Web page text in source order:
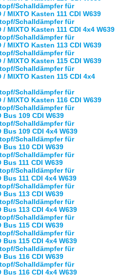
Schalldämpfer für
/ MIXTO Kasten 111 CDI W639
Schalldämpfer für
/ MIXTO Kasten 111 CDI 4x4 W639
Schalldämpfer für
/ MIXTO Kasten 113 CDI W639
Schalldämpfer für
/ MIXTO Kasten 115 CDI W639
Schalldämpfer für
/ MIXTO Kasten 115 CDI 4x4
Schalldämpfer für
/ MIXTO Kasten 116 CDI W639
Schalldämpfer für
Bus 109 CDI W639
Schalldämpfer für
Bus 109 CDI 4x4 W639
Schalldämpfer für
Bus 110 CDI W639
Schalldämpfer für
Bus 111 CDI W639
Schalldämpfer für
Bus 111 CDI 4x4 W639
Schalldämpfer für
Bus 113 CDI W639
Schalldämpfer für
Bus 113 CDI 4x4 W639
Schalldämpfer für
Bus 115 CDI W639
Schalldämpfer für
Bus 115 CDI 4x4 W639
Schalldämpfer für
Bus 116 CDI W639
Schalldämpfer für
Bus 116 CDI 4x4 W639